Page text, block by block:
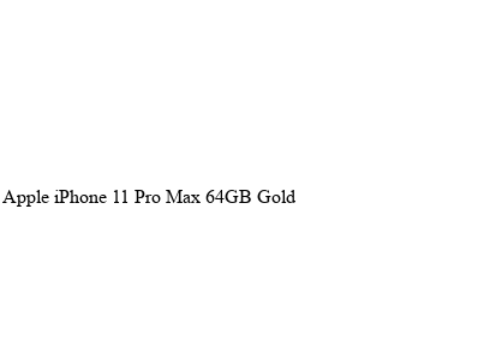
Apple iPhone 11 Pro Max 64GB Gold